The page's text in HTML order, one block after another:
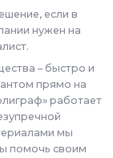
если в
нужен на
– быстро и
прямо на
работает
мы
помочь своим